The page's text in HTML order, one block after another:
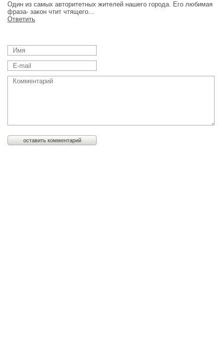
Один из самых авторитетных жителей нашего города. Его любимая
фраза- закон чтит чтящего...
Ответить